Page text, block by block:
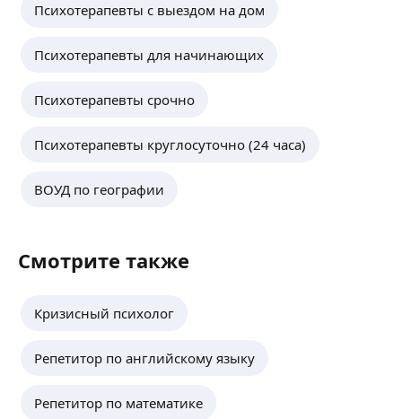
Психотерапевты с выездом на дом
Психотерапевты для начинающих
Психотерапевты срочно
Психотерапевты круглосуточно (24 часа)
ВОУД по географии
Смотрите также
Кризисный психолог
Репетитор по английскому языку
Репетитор по математике